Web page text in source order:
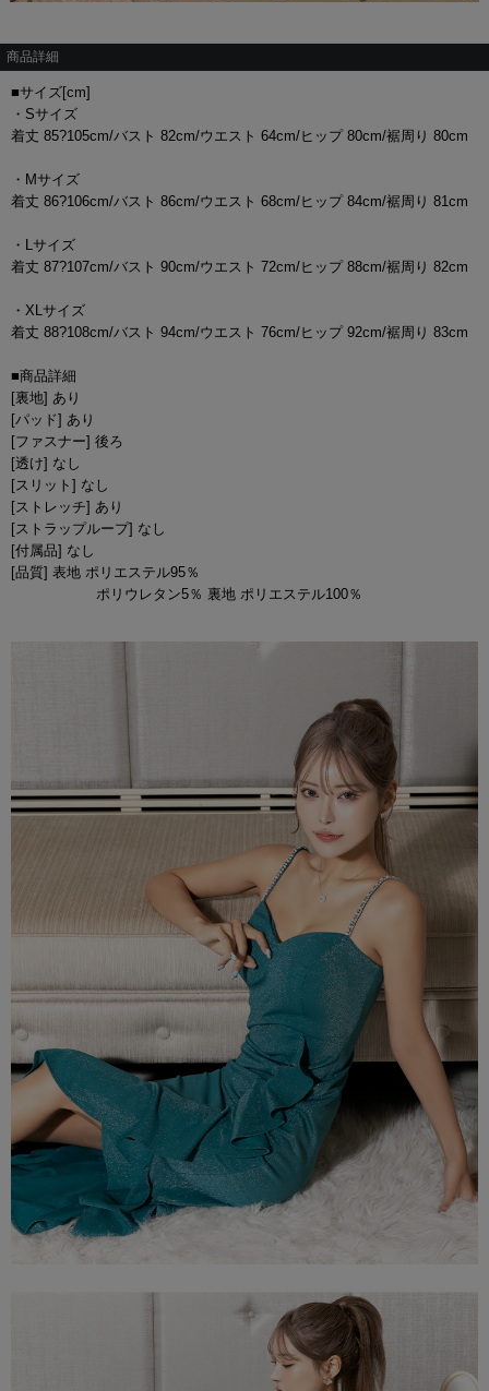
商品詳細
■サイズ[cm]
・Sサイズ
着丈 85?105cm/バスト 82cm/ウエスト 64cm/ヒップ 80cm/裾周り 80cm
・Mサイズ
着丈 86?106cm/バスト 86cm/ウエスト 68cm/ヒップ 84cm/裾周り 81cm
・Lサイズ
着丈 87?107cm/バスト 90cm/ウエスト 72cm/ヒップ 88cm/裾周り 82cm
・XLサイズ
着丈 88?108cm/バスト 94cm/ウエスト 76cm/ヒップ 92cm/裾周り 83cm
■商品詳細
[裏地] あり
[パッド] あり
[ファスナー] 後ろ
[透け] なし
[スリット] なし
[ストレッチ] あり
[ストラップループ] なし
[付属品] なし
[品質] 表地 ポリエステル95％
ポリウレタン5％ 裏地 ポリエステル100％